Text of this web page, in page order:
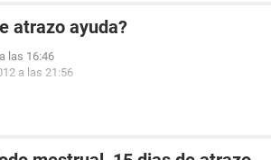
atrazo ayuda?
las 16:46
a las 21:56